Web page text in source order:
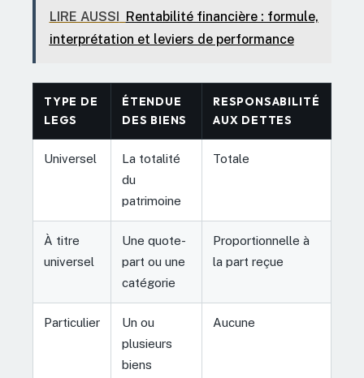
LIRE AUSSI Rentabilité financière : formule,
interprétation et leviers de performance
TYPE DE
LEGS
ÉTENDUE
DES BIENS
RESPONSABILITÉ
AUX DETTES
Universel
La totalité
du
patrimoine
Totale
À titre
universel
Une quote-
part ou une
catégorie
Proportionnelle à
la part reçue
Particulier
Un ou
plusieurs
biens
Aucune